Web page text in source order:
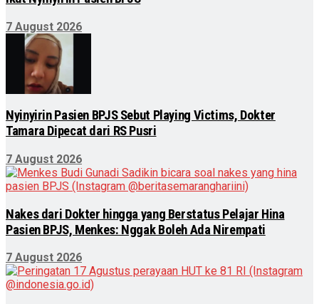
7 August 2026
Nyinyirin Pasien BPJS Sebut Playing Victims, Dokter
Tamara Dipecat dari RS Pusri
7 August 2026
Nakes dari Dokter hingga yang Berstatus Pelajar Hina
Pasien BPJS, Menkes: Nggak Boleh Ada Nirempati
7 August 2026